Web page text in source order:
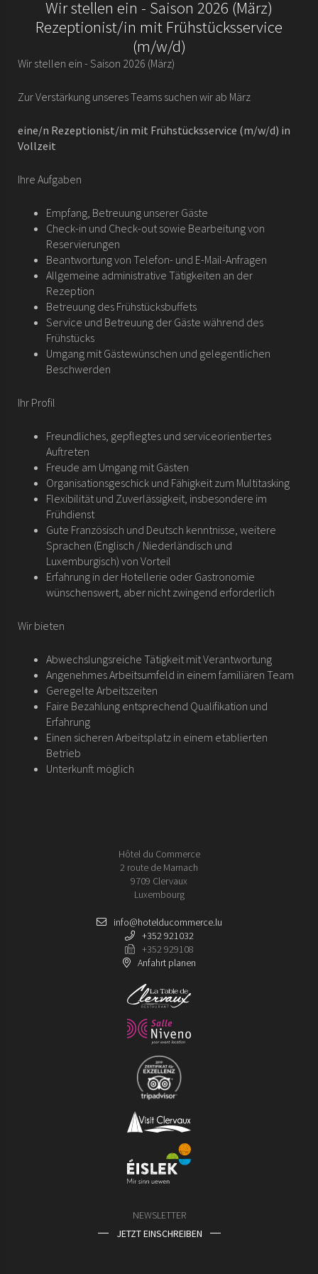
Wir stellen ein - Saison 2026 (März)
Rezeptionist/in mit Frühstücksservice
(m/w/d)
Wir stellen ein - Saison 2026 (März)
Zur Verstärkung unseres Teams suchen wir ab März
eine/n Rezeptionist/in mit Frühstücksservice (m/w/d) in
Vollzeit
Ihre Aufgaben
Empfang, Betreuung unserer Gäste
Check-in und Check-out sowie Bearbeitung von
Reservierungen
Beantwortung von Telefon- und E-Mail-Anfragen
Allgemeine administrative Tätigkeiten an der
Rezeption
Betreuung des Frühstücksbuffets
Service und Betreuung der Gäste während des
Frühstücks
Umgang mit Gästewünschen und gelegentlichen
Beschwerden
Ihr Profil
Freundliches, gepflegtes und serviceorientiertes
Auftreten
Freude am Umgang mit Gästen
Organisationsgeschick und Fähigkeit zum Multitasking
Flexibilität und Zuverlässigkeit, insbesondere im
Frühdienst
Gute Französisch und Deutsch kenntnisse, weitere
Sprachen (Englisch / Niederländisch und
Luxemburgisch) von Vorteil
Erfahrung in der Hotellerie oder Gastronomie
wünschenswert, aber nicht zwingend erforderlich
Wir bieten
Abwechslungsreiche Tätigkeit mit Verantwortung
Angenehmes Arbeitsumfeld in einem familiären Team
Geregelte Arbeitszeiten
Faire Bezahlung entsprechend Qualifikation und
Erfahrung
Einen sicheren Arbeitsplatz in einem etablierten
Betrieb
Unterkunft möglich
Hôtel du Commerce
2 route de Marnach
9709 Clervaux
Luxembourg
info@hotelducommerce.lu
+352 921032
+352 929108
Anfahrt planen
NEWSLETTER
JETZT EINSCHREIBEN